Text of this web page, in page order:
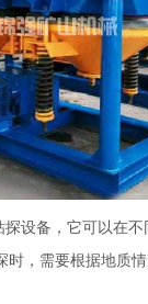
设备，它可以在
时，需要根据地质